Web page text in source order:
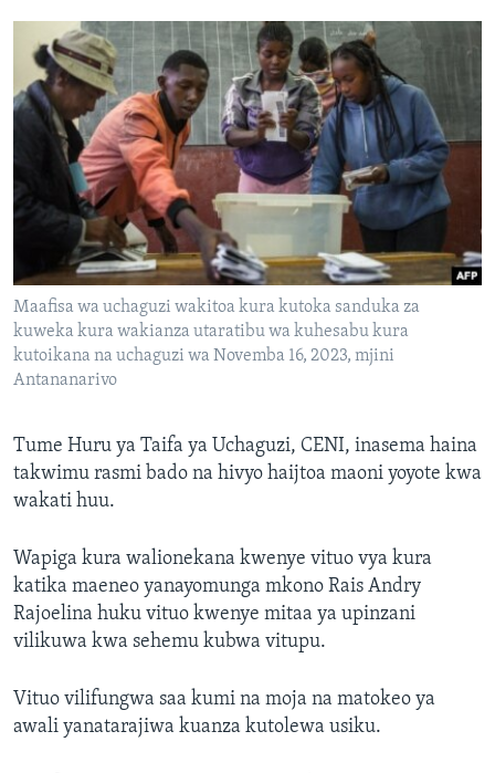
Maafisa wa uchaguzi wakitoa kura kutoka sanduka za
kuweka kura wakianza utaratibu wa kuhesabu kura
kutoikana na uchaguzi wa Novemba 16, 2023, mjini
Antananarivo
Tume Huru ya Taifa ya Uchaguzi, CENI, inasema haina
takwimu rasmi bado na hivyo haijtoa maoni yoyote kwa
wakati huu.
Wapiga kura walionekana kwenye vituo vya kura
katika maeneo yanayomunga mkono Rais Andry
Rajoelina huku vituo kwenye mitaa ya upinzani
vilikuwa kwa sehemu kubwa vitupu.
Vituo vilifungwa saa kumi na moja na matokeo ya
awali yanatarajiwa kuanza kutolewa usiku.